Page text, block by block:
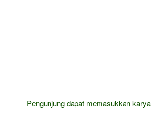
Pengunjung dapat memasukkan karya